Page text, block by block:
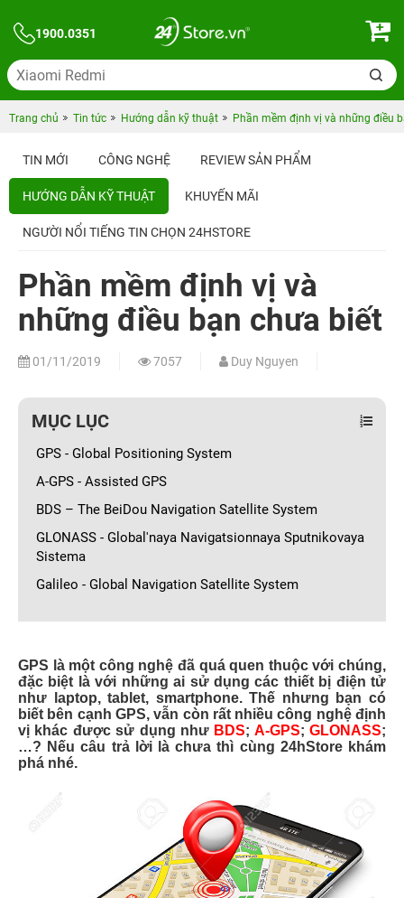
1900.0351
Trang chủ Tin tức Hướng dẫn kỹ thuật Phần mềm định vị và những điều
TIN MỚI CÔNG NGHỆ REVIEW SẢN PHẨM
HƯỚNG DẪN KỸ THUẬT KHUYẾN MÃI
NGƯỜI NỔI TIẾNG TIN CHỌN 24HSTORE
Phần mềm định vị và
những điều bạn chưa biết
01/11/2019 7057 Duy Nguyen
MỤC LỤC
GPS - Global Positioning System
A-GPS - Assisted GPS
BDS – The BeiDou Navigation Satellite System
GLONASS - Global'naya Navigatsionnaya Sputnikovaya
Sistema
Galileo - Global Navigation Satellite System
GPS là một công nghệ đã quá quen thuộc với chúng,
đặc biệt là với những ai sử dụng các thiết bị điện tử
như laptop, tablet, smartphone. Thế nhưng bạn có
biết bên cạnh GPS, vẫn còn rất nhiều công nghệ định
vị khác được sử dụng như BDS; A-GPS; GLONASS;
…? Nếu câu trả lời là chưa thì cùng 24hStore khám
phá nhé.